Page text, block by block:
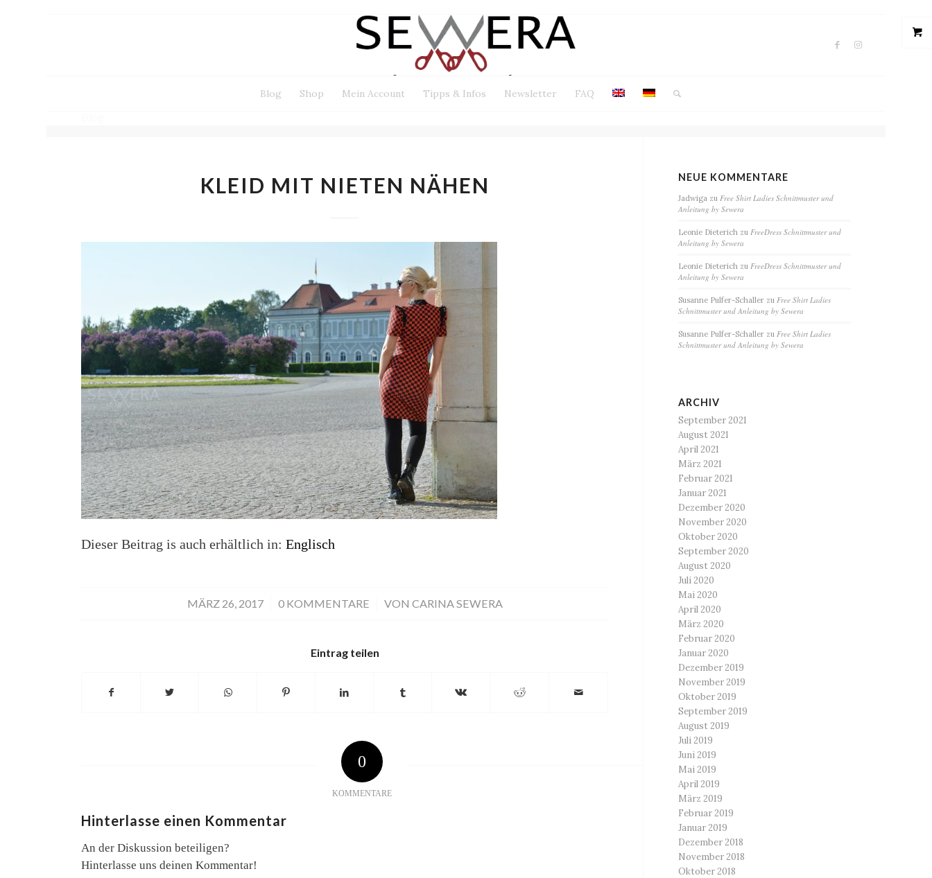
Blog Shop Mein Account Tipps & Infos Newsletter FAQ
KLEID MIT NIETEN NÄHEN
Dieser Beitrag is auch erhältlich in:Englisch
MÄRZ 26, 2017
/ 0 KOMMENTARE
/ VON CARINA SEWERA
Eintrag teilen
0
KOMMENTARE
Hinterlasse einen Kommentar
An der Diskussion beteiligen?
Hinterlasse uns deinen Kommentar!
NEUE KOMMENTARE
Jadwiga zuFree Shirt Ladies Schnittmuster und
Anleitung by Sewera
Leonie Dieterich zuFreeDress Schnittmuster und
Anleitung by Sewera
Leonie Dieterich zuFreeDress Schnittmuster und
Anleitung by Sewera
Susanne Pulfer-Schaller zuFree Shirt Ladies
Schnittmuster und Anleitung by Sewera
Susanne Pulfer-Schaller zuFree Shirt Ladies
Schnittmuster und Anleitung by Sewera
ARCHIV
September 2021
August 2021
April 2021
März 2021
Februar 2021
Januar 2021
Dezember 2020
November 2020
Oktober 2020
September 2020
August 2020
Juli 2020
Mai 2020
April 2020
März 2020
Februar 2020
Januar 2020
Dezember 2019
November 2019
Oktober 2019
September 2019
August 2019
Juli 2019
Juni 2019
Mai 2019
April 2019
März 2019
Februar 2019
Januar 2019
Dezember 2018
November 2018
Oktober 2018